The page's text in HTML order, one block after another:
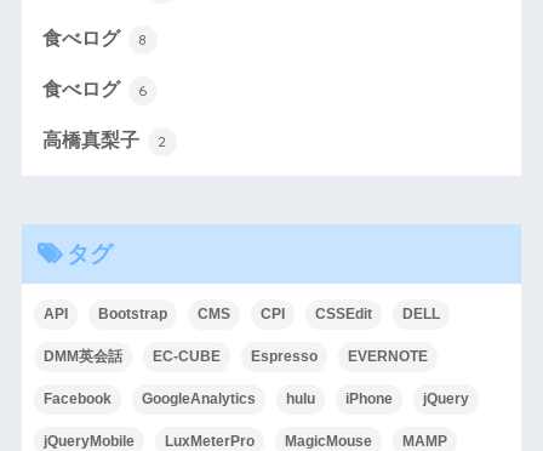
食べログ 8
食べログ 6
高橋真梨子 2
タグ
API Bootstrap CMS CPI CSSEdit DELL
DMM英会話 EC-CUBE Espresso EVERNOTE
Facebook GoogleAnalytics hulu iPhone jQuery
jQueryMobile LuxMeterPro MagicMouse MAMP